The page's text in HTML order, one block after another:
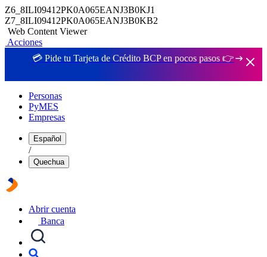
Z6_8ILI09412PK0A065EANJ3B0KJ1
Z7_8ILI09412PK0A065EANJ3B0KB2
Web Content Viewer
Acciones
💳 Pide tu Tarjeta de Crédito BCP en pocos pasos 👉
Personas
PyMES
Empresas
Español
/
Quechua
Abrir cuenta
Banca